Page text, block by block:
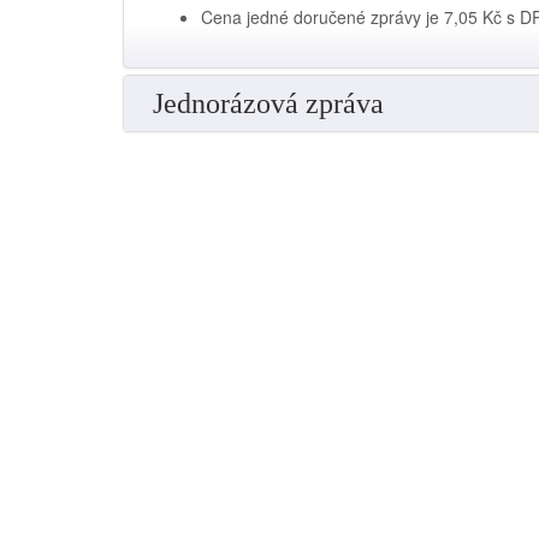
Cena jedné doručené zprávy je 7,05 Kč s
Jednorázová zpráva